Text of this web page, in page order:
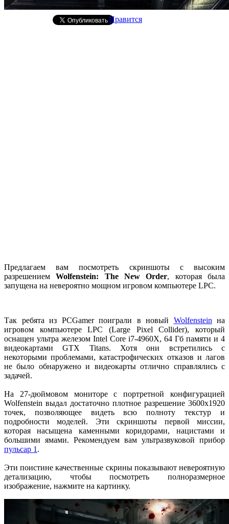
Нравится
Предлагаем вам посмотреть скриншоты с высоким
разрешениемWolfenstein: The New Order, которая была
запущена на невероятно мощном игровом компьютере LPC.
Так ребята из PCGamer поиграли в новый Wolfenstein на
игровом компьютере LPC (Large Pixel Collider), который
оснащен ультра железом Intel Core i7-4960X, 64 Гб памяти и 4
видеокартами GTX Titans. Хотя они встретились с
некоторыми проблемами, катастрофических отказов и лагов
не было обнаружено и видеокарты отлично справлялись с
задачей.
На 27-дюймовом мониторе с портретной конфигурацией
Wolfenstein выдал достаточно плотное разрешение 3600x1920
точек, позволяющее видеть всю полноту текстур и
подробности моделей. Эти скриншоты первой миссии,
которая насыщена каменными коридорами, нацистами и
большими ямами. Рекомендуем вам ультразвуковой прибор
пульсар 1 .
Эти поистине качественные скрины показывают невероятную
детализацию, чтобы посмотреть полноразмерное
изображение, нажмите на картинку.